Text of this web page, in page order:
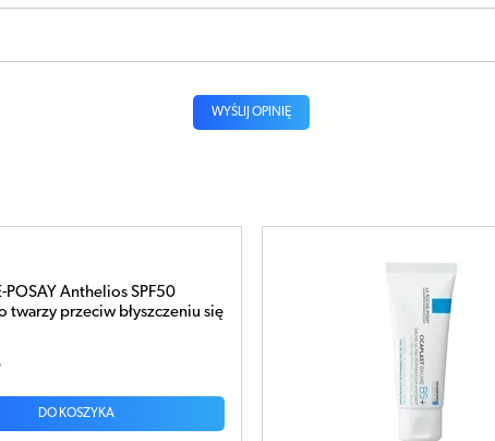
WYŚLIJ OPINIĘ
LA ROCHE CICAPLAST Balsam B5+ 40ml
DO KOSZYKA